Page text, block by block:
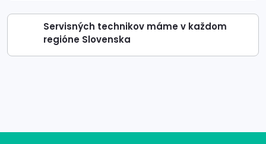
Servisných technikov máme v každom
regióne Slovenska